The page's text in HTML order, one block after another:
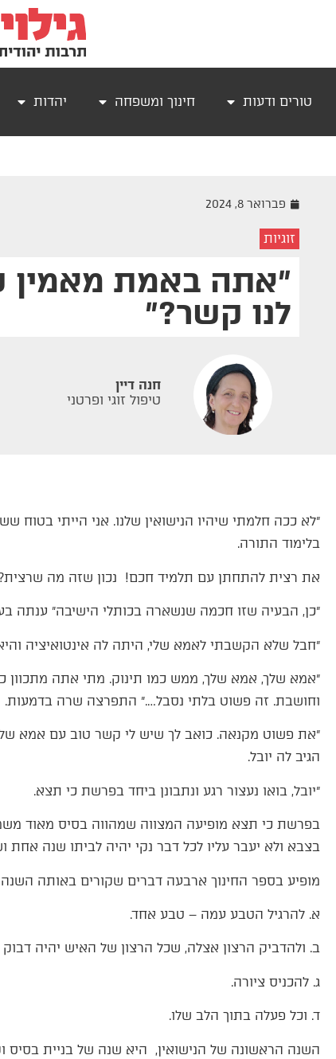
טורים ודעות חינוך ומשפחה יהדות
פברואר 8, 2024
זוגיות
״אתה באמת מאמין
לנו קשר?״
חנה דיין
טיפול זוגי ופרטני
״לא ככה חלמתי שיהיו הנישואין שלנו. אני הייתי
בלימוד התורה.
את רצית להתחתן עם תלמיד חכם! נכון שזה מה
״כן, הבעיה שזו חכמה שנשארה בכותלי הישיבה״ ענתה
״חבל שלא הקשבתי לאמא שלי, היתה לה אינטואיציה
״אמא שלך, אמא שלך, ממש כמו תינוק. מתי אתה מתכוון
וחושבת. זה פשוט בלתי נסבל….״ התפרצה שרה בדמעות.
״את פשוט מקנאה. כואב לך שיש לי קשר טוב עם אמא
הגיב לה יובל.
״יובל, בואו נעצור רגע ונתבונן ביחד בפרשת כי תצא.
בפרשת כי תצא מופיעה המצווה שמהווה בסיס מאוד
בצבא ולא יעבר עליו לכל דבר נקי יהיה לביתו שנה
מופיע בספר החינוך ארבעה דברים שקורים באותה
א. להרגיל הטבע עמה – טבע אחד.
ב. ולהדביק הרצון אצלה, שכל הרצון של האיש יהיה
ג. להכניס ציורה.
ד. וכל פעלה בתוך הלב שלו.
השנה הראשונה של הנישואין, היא שנה של בניית בסיס